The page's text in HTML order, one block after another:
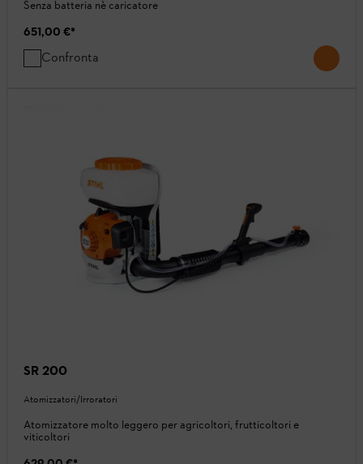
Senza batteria nè caricatore
651,00 €*
Confronta
SR 200
Atomizzatori/Irroratori
Atomizzatore molto leggero per agricoltori, frutticoltori e
viticoltori